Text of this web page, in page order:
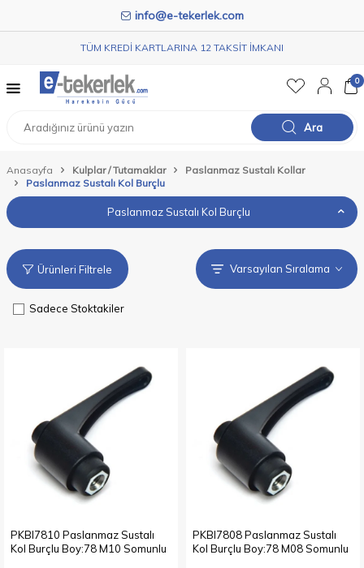
info@e-tekerlek.com
TÜM KREDİ KARTLARINA 12 TAKSİT İMKANI
Ara
0
Anasayfa Kulplar / Tutamaklar
Paslanmaz Sustalı Kollar
Paslanmaz Sustalı Kol Burçlu
Paslanmaz Sustalı Kol Burçlu
Ürünleri Filtrele
Sadece Stoktakiler
PKBI7810 Paslanmaz Sustalı
Kol Burçlu Boy:78 M10 Somunlu
PKBI7808 Paslanmaz Sustalı
Kol Burçlu Boy:78 M08 Somunlu